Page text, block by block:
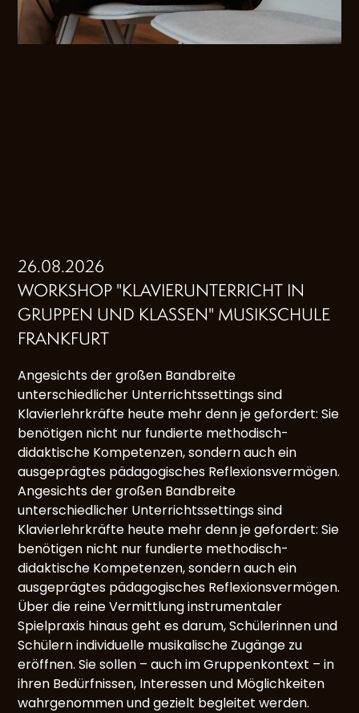
26.08.2026
WORKSHOP "KLAVIERUNTERRICHT IN
GRUPPEN UND KLASSEN" MUSIKSCHULE
FRANKFURT
Angesichts der großen Bandbreite
unterschiedlicher Unterrichtssettings sind
Klavierlehrkräfte heute mehr denn je gefordert: Sie
benötigen nicht nur fundierte methodisch-
didaktische Kompetenzen, sondern auch ein
ausgeprägtes pädagogisches Reflexionsvermögen.
Angesichts der großen Bandbreite
unterschiedlicher Unterrichtssettings sind
Klavierlehrkräfte heute mehr denn je gefordert: Sie
benötigen nicht nur fundierte methodisch-
didaktische Kompetenzen, sondern auch ein
ausgeprägtes pädagogisches Reflexionsvermögen.
Über die reine Vermittlung instrumentaler
Spielpraxis hinaus geht es darum, Schülerinnen und
Schülern individuelle musikalische Zugänge zu
eröffnen. Sie sollen – auch im Gruppenkontext – in
ihren Bedürfnissen, Interessen und Möglichkeiten
wahrgenommen und gezielt begleitet werden.